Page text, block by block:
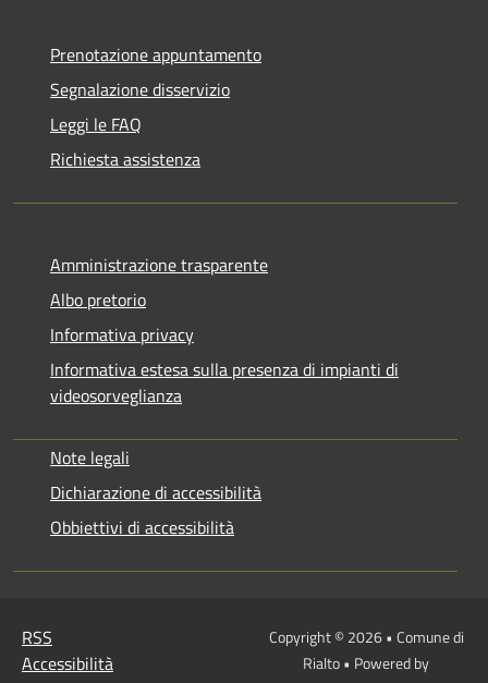
Prenotazione appuntamento
Segnalazione disservizio
Leggi le FAQ
Richiesta assistenza
Amministrazione trasparente
Albo pretorio
Informativa privacy
Informativa estesa sulla presenza di impianti di
videosorveglianza
Note legali
Dichiarazione di accessibilità
Obbiettivi di accessibilità
RSS
Accessibilità
Copyright © 2026 • Comune di
Rialto • Powered by